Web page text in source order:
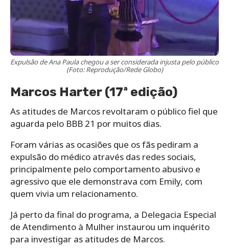
Expulsão de Ana Paula chegou a ser considerada injusta pelo público
(Foto: Reprodução/Rede Globo)
Marcos Harter (17ª edição)
As atitudes de Marcos revoltaram o público fiel que
aguarda pelo BBB 21 por muitos dias.
Foram várias as ocasiões que os fãs pediram a
expulsão do médico através das redes sociais,
principalmente pelo comportamento abusivo e
agressivo que ele demonstrava com Emily, com
quem vivia um relacionamento.
Já perto da final do programa, a Delegacia Especial
de Atendimento à Mulher instaurou um inquérito
para investigar as atitudes de Marcos.